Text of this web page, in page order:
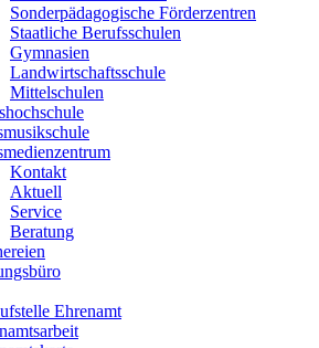
Sonderpädagogische Förderzentren
Staatliche Berufsschulen
Gymnasien
Landwirtschaftsschule
Mittelschulen
Kontakt
Aktuell
Service
Beratung
Ehrenamt